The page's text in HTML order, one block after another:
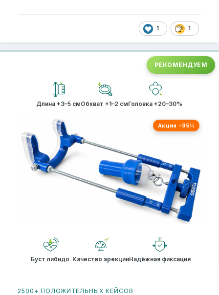
1 1
РЕКОМЕНДУЕМ
Длина +3–5 смОбхват +1–2 смГоловка +20–30%
Акция −35%
Буст либидо Качество эрекцииНадёжная фиксация
2500+ ПОЛОЖИТЕЛЬНЫХ КЕЙСОВ